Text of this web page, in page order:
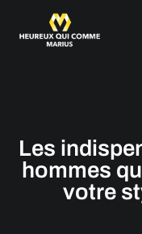
Les
hommes
votre